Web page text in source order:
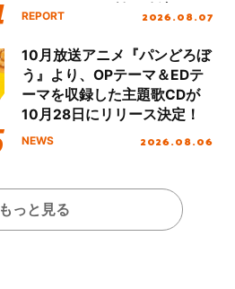
Party Stage／埼玉公演＞”
REPORT 2026.08.07
10月放送アニメ『パンどろぼ
う』より、OPテーマ＆EDテ
ーマを収録した主題歌CDが
10月28日にリリース決定！
NEWS 2026.08.06
もっと見る